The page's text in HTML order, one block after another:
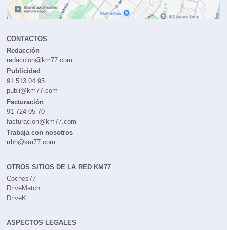
CONTACTOS
Redacción
redaccion@km77.com
Publicidad
91 513 04 95
publi@km77.com
Facturación
91 724 05 70
facturacion@km77.com
Trabaja con nosotros
OTROS SITIOS DE LA RED KM77
Coches77
DriveMatch